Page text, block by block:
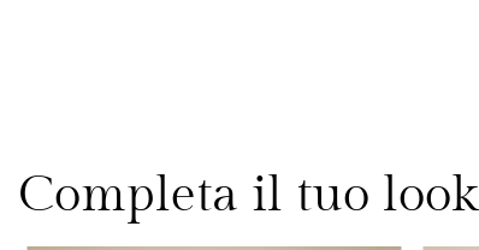
Completa il tuo look